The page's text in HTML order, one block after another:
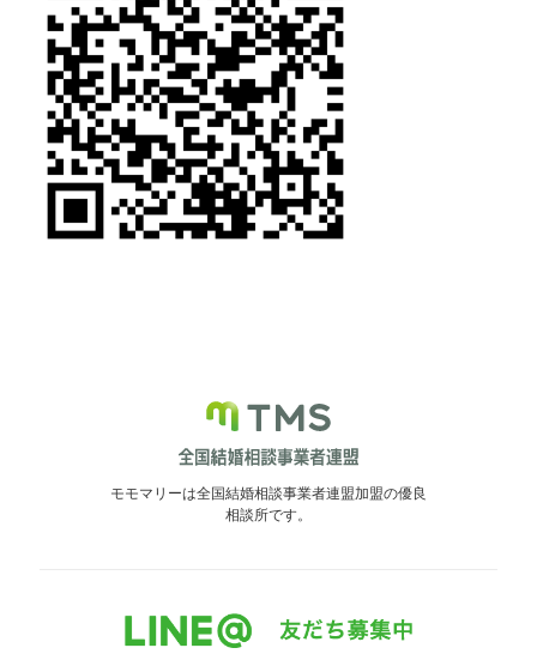
モモマリーは全国結婚相談事業者連盟加盟の優良
相談所です。